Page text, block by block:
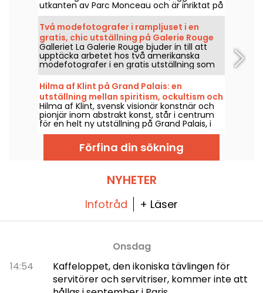
utkanten av Parc Monceau och är inriktat på
fransk dekorativ konst från andra hälften av
1600-talet.
Två modefotografer i rampljuset i en
gratis, chic utställning på Galerie Rouge
Galleriet La Galerie Rouge bjuder in till att
upptäcka arbetet hos två amerikanska
modefotografer i en gratis utställning som
visas 29 maj–19 september 2026.
Hilma af Klint på Grand Palais: en
utställning mellan spiritism, ockultism och
abstraktion
Hilma af Klint, svensk visionär konstnär och
pionjär inom abstrakt konst, står i centrum
för en helt ny utställning på Grand Palais, i
samarbete med Centre Pompidou, 6 maj–
30 augusti 2026. Hennes mystiska verk,
närda av spiritism och det ockulta, visas för
första gången i Frankrike i en presentation
Templets målningar, hennes största bedrift.
Förfina din sökning
NYHETER
Infotråd + Läser
Onsdag
14:54
Kaffeloppet, den ikoniska tävlingen för
servitörer och servitriser, kommer inte att